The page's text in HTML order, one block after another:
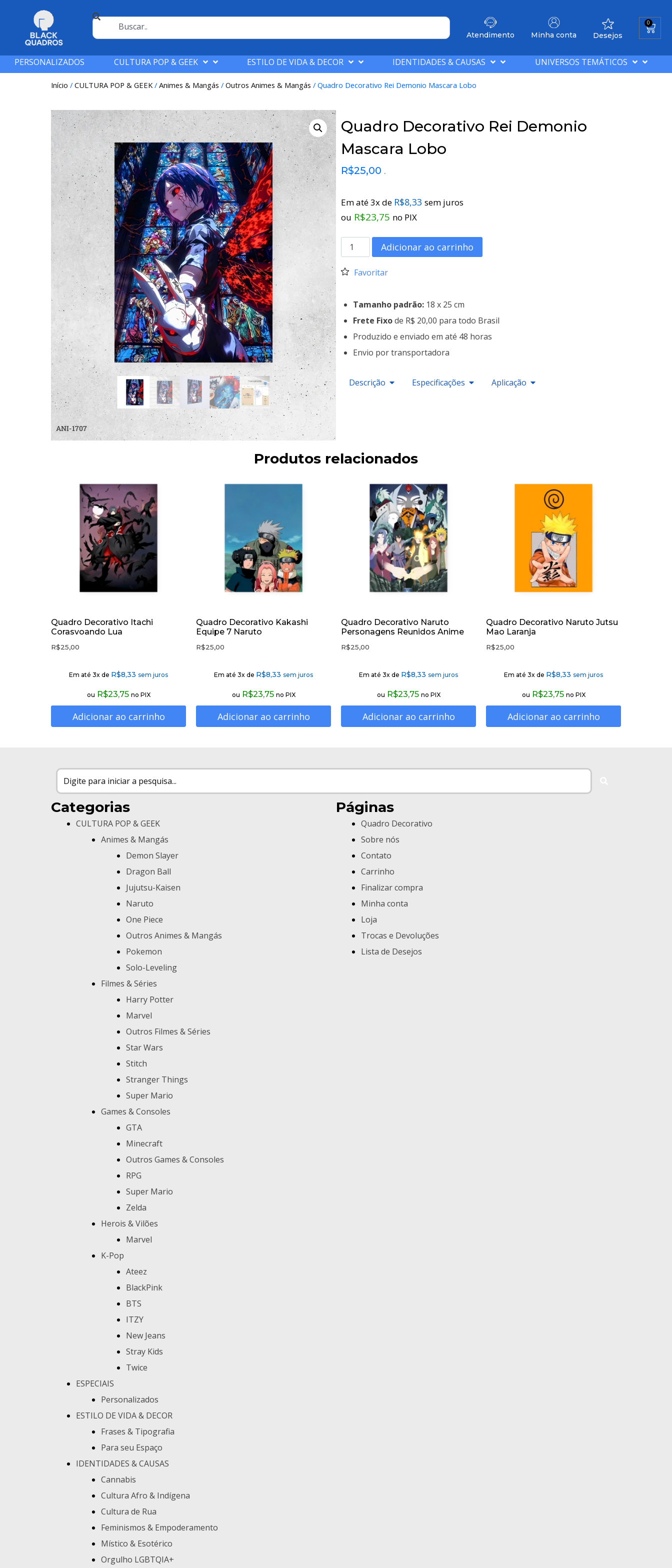
Atendimento Minha conta Desejos
0
PERSONALIZADOS CULTURA POP & GEEK ESTILO DE VIDA & DECOR IDENTIDADES & CAUSAS UNIVERSOS TEMÁTICOS
Início / CULTURA POP & GEEK/ Animes & Mangás / Outros Animes & Mangás / Quadro Decorativo Rei Demonio Mascara Lobo
ANI-1707
Quadro Decorativo Rei Demonio
Mascara Lobo
R$25,00 .
Em até 3x de R$8,33 sem juros
ou R$23,75 no PIX
Adicionar ao carrinho
Favoritar
Tamanho padrão: 18 x 25 cm
Frete Fixode R$ 20,00 para todo Brasil
Produzido e enviado em até 48 horas
Envio por transportadora
Descrição Especificações Aplicação
Produtos relacionados
Quadro Decorativo Itachi
Corasvoando Lua
R$25,00
Em até 3x de R$8,33 sem juros
ou R$23,75 no PIX
Adicionar ao carrinho
Quadro Decorativo Kakashi
Equipe 7 Naruto
R$25,00
Em até 3x de R$8,33 sem juros
ou R$23,75 no PIX
Adicionar ao carrinho
Quadro Decorativo Naruto
Personagens Reunidos Anime
R$25,00
Em até 3x de R$8,33 sem juros
ou R$23,75 no PIX
Adicionar ao carrinho
Quadro Decorativo Naruto Jutsu
Mao Laranja
R$25,00
Em até 3x de R$8,33 sem juros
ou R$23,75 no PIX
Adicionar ao carrinho
Categorias
CULTURA POP & GEEK
Animes & Mangás
Demon Slayer
Dragon Ball
Jujutsu-Kaisen
Naruto
One Piece
Outros Animes & Mangás
Pokemon
Solo-Leveling
Filmes & Séries
Harry Potter
Marvel
Outros Filmes & Séries
Star Wars
Stitch
Stranger Things
Super Mario
Games & Consoles
GTA
Minecraft
Outros Games & Consoles
RPG
Super Mario
Zelda
Herois & Vilões
Marvel
K-Pop
Ateez
BlackPink
BTS
ITZY
New Jeans
Stray Kids
Twice
ESPECIAIS
Personalizados
ESTILO DE VIDA & DECOR
Frases & Tipografia
Para seu Espaço
IDENTIDADES & CAUSAS
Cannabis
Cultura Afro & Indígena
Cultura de Rua
Feminismos & Empoderamento
Místico & Esotérico
Orgulho LGBTQIA+
Páginas
Quadro Decorativo
Sobre nós
Contato
Carrinho
Finalizar compra
Minha conta
Loja
Trocas e Devoluções
Lista de Desejos